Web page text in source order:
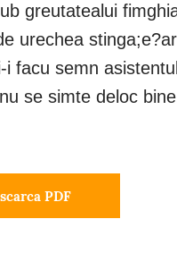
greutatealui
urechea
i facu semn
se simte deloc
PDF